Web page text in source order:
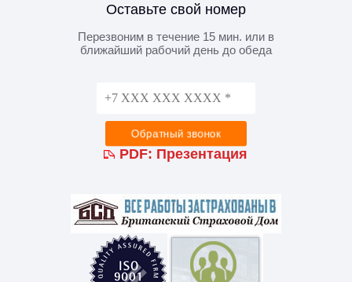
Оставьте свой номер
Перезвоним в течение 15 мин. или в
ближайший рабочий день до обеда
PDF: Презентация